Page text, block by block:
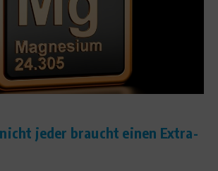
jeder braucht einen Extra-